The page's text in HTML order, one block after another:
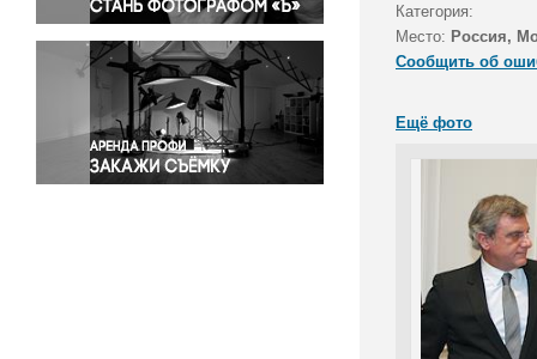
Религия
Светская жизнь
Спорт
Экология
Экономика и бизнес
Категория:
Место: Россия,
Сообщить об
Ещё фото